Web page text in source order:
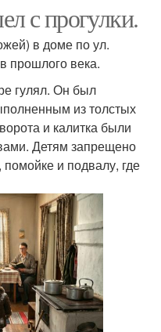
с прогулки.
в доме по ул.
прошлого века.
гулял. Он был
из толстых
и калитка были
Детям запрещено
помойке и подвалу, где